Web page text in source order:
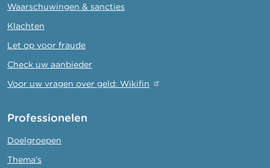
Waarschuwingen & sancties
Klachten
Let op voor fraude
Check uw aanbieder
Voor uw vragen over geld: Wikifin
Professionelen
Doelgroepen
Thema's